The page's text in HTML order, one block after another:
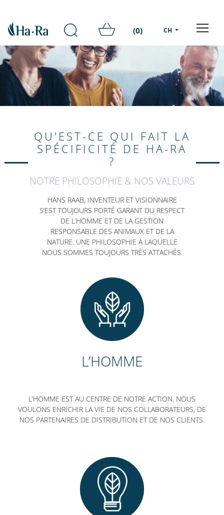
(0) CH
QU'EST-CE QUI FAIT LA
SPÉCIFICITÉ DE HA-RA
?
NOTRE PHILOSOPHIE & NOS VALEURS
HANS RAAB, INVENTEUR ET VISIONNAIRE
S’EST TOUJOURS PORTÉ GARANT DU RESPECT
DE L’HOMME ET DE LA GESTION
RESPONSABLE DES ANIMAUX ET DE LA
NATURE. UNE PHILOSOPHIE À LAQUELLE
NOUS SOMMES TOUJOURS TRÈS ATTACHÉS.
L’HOMME
L’HOMME EST AU CENTRE DE NOTRE ACTION. NOUS
VOULONS ENRICHIR LA VIE DE NOS COLLABORATEURS, DE
NOS PARTENAIRES DE DISTRIBUTION ET DE NOS CLIENTS.